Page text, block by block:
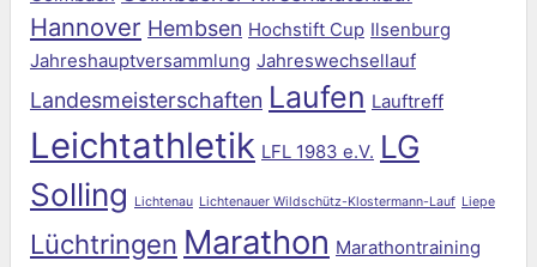
Hannover Hembsen Hochstift Cup Ilsenburg
Jahreshauptversammlung Jahreswechsellauf
Landesmeisterschaften Laufen Lauftreff
Leichtathletik LFL 1983 e.V. LG
Solling
Lichtenau Lichtenauer Wildschütz-Klostermann-Lauf Liepe
Lüchtringen Marathon Marathontraining